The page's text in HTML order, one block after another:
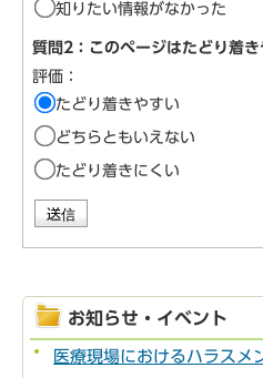
知りたい情報がなかった
質問2：このページはたどり着き
評価：
たどり着きやすい
どちらともいえない
たどり着きにくい
お知らせ・イベント
医療現場におけるハラスメ